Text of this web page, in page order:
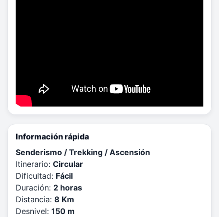
Información rápida
Senderismo / Trekking / Ascensión
Itinerario: Circular
Dificultad: Fácil
Duración: 2 horas
Distancia: 8 Km
Desnivel: 150 m